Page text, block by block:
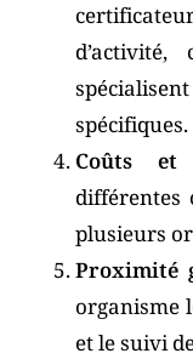
spécifiques.
Coûts et
différentes
plusieurs
Proximité
organisme
et le suivi